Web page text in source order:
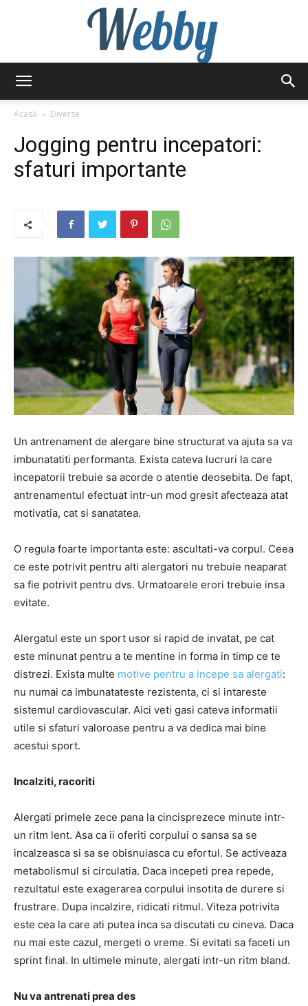
Acasă
Diverse
Jogging pentru incepatori:
sfaturi importante
Un antrenament de alergare bine structurat va ajuta sa va
imbunatatiti performanta. Exista cateva lucruri la care
incepatorii trebuie sa acorde o atentie deosebita. De fapt,
antrenamentul efectuat intr-un mod gresit afecteaza atat
motivatia, cat si sanatatea.
O regula foarte importanta este: ascultati-va corpul. Ceea
ce este potrivit pentru alti alergatori nu trebuie neaparat
sa fie potrivit pentru dvs. Urmatoarele erori trebuie insa
evitate.
Alergatul este un sport usor si rapid de invatat, pe cat
este minunat pentru a te mentine in forma in timp ce te
distrezi. Exista multe motive pentru a incepe sa alergati:
nu numai ca imbunatateste rezistenta, ci si intareste
sistemul cardiovascular. Aici veti gasi cateva informatii
utile si sfaturi valoroase pentru a va dedica mai bine
acestui sport.
Incalziti, racoriti
Alergati primele zece pana la cincisprezece minute intr-
un ritm lent. Asa ca ii oferiti corpului o sansa sa se
incalzeasca si sa se obisnuiasca cu efortul. Se activeaza
metabolismul si circulatia. Daca incepeti prea repede,
rezultatul este exagerarea corpului insotita de durere si
frustrare. Dupa incalzire, ridicati ritmul. Viteza potrivita
este cea la care ati putea inca sa discutati cu cineva. Daca
nu mai este cazul, mergeti o vreme. Si evitati sa faceti un
sprint final. In ultimele minute, alergati intr-un ritm bland.
Nu va antrenati prea des